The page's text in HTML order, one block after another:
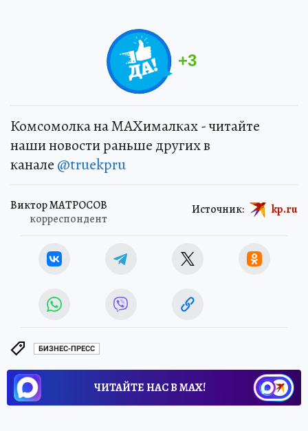
+3
Комсомолка на MAXималках - читайте
наши новости раньше других в
канале @truekpru
Виктор МАТРОСОВ
корреспондент
Источник: kp.ru
БИЗНЕС-ПРЕСС
ЧИТАЙТЕ НАС В МАХ!